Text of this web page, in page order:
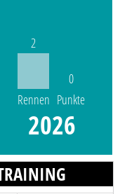
2
Rennen
0
Punkte
2026